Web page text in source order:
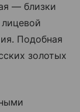
— близки
Подобная
золотых